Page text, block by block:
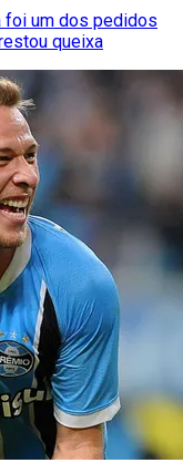
foi um dos pedidos
queixa